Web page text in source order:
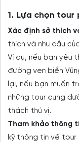
1. Lựa chọn tour
Xác định sở thích
thích và nhu cầu
Ví dụ, nếu bạn yêu
đường ven biển
lại, nếu bạn muốn
những tour cung
thách thú vị.
Tham khảo thông
kỹ thông tin về tour